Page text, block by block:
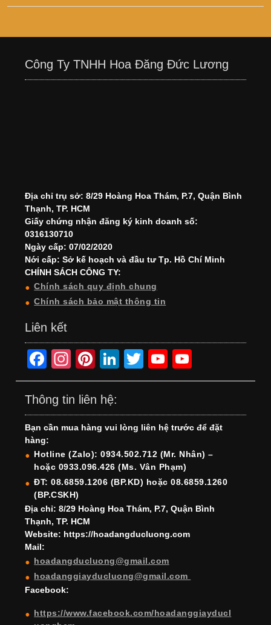
Công Ty TNHH Hoa Đăng Đức Lương
Địa chỉ trụ sở: 8/29 Hoàng Hoa Thám, P.7, Quận Bình
Thạnh, TP. HCM
Giấy chứng nhận đăng ký kinh doanh số:
0316130710
Ngày cấp: 07/02/2020
Nới cấp: Sở kế hoạch và đầu tư Tp. Hồ Chí Minh
CHÍNH SÁCH CÔNG TY:
Chính sách quy định chung
Chính sách bảo mật thông tin
Liên kết
F
a
c
e
b
o
o
k
In
st
a
gr
a
m
Pi
nt
er
e
st
Li
n
e
dI
n
T
wi
er
Y
o
T
u
b
e
o
T
u
b
e
h
Thông tin liên hệ:
Bạn cần mua hàng vui lòng liên hệ trước để đặt
hàng:
Hotline (Zalo): 0934.502.712 (Mr. Nhân) –
hoặc 0933.096.426 (Ms. Vân Phạm)
ĐT: 08.6859.1206 (BP.KD) hoặc 08.6859.1260
(BP.CSKH)
Địa chỉ: 8/29 Hoàng Hoa Thám, P.7, Quận Bình
Thạnh, TP. HCM
Website: https://hoadangducluong.com
Mail:
hoadangducluong@gmail.com
hoadanggiayducluong@gmail.com
Facebook:
https://www.facebook.com/hoadanggiayducl